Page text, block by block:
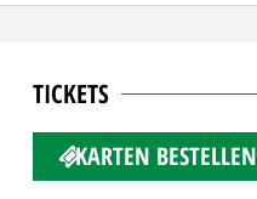
TICKETS
KARTEN BESTELLEN